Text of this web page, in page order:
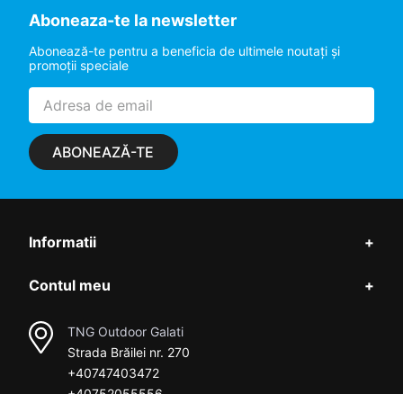
Aboneaza-te la newsletter
Abonează-te pentru a beneficia de ultimele noutaţi şi
promoţii speciale
ABONEAZĂ-TE
Informatii +
Contul meu +
TNG Outdoor Galati
Strada Brăilei nr. 270
+40747403472